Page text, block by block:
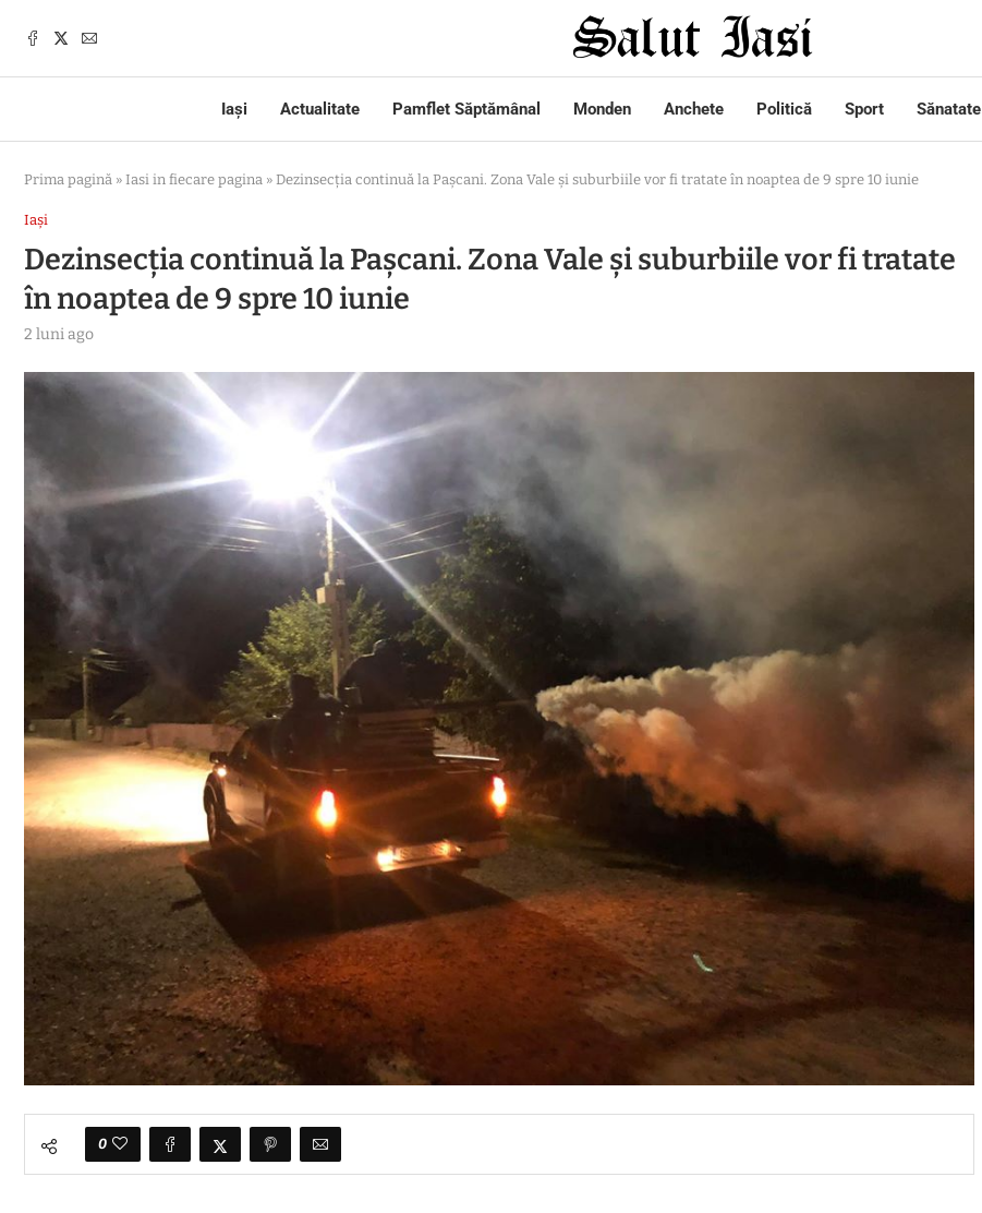
Iași Actualitate Pamflet Săptămânal Monden Anchete Politică Sport Sănatate
Prima pagină » Iasi in fiecare pagina » Dezinsecția continuă la Pașcani. Zona Vale și suburbiile vor fi tratate în noaptea de 9 spre 10 iunie
Iași
Dezinsecția continuă la Pașcani. Zona Vale și suburbiile vor fi tratate
în noaptea de 9 spre 10 iunie
2 luni ago
0